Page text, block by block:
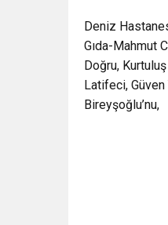
Deniz
Gıda-Mahmut
Doğru,
Latifeci, Güven
Bireyşoğlu’nu,